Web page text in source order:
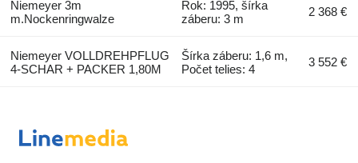
Niemeyer 3m
m.Nockenringwalze
Rok: 1995, šírka
záberu: 3 m
2 368 €
Niemeyer VOLLDREHPFLUG
4-SCHAR + PACKER 1,80M
Šírka záberu: 1,6 m,
Počet telies: 4
3 552 €